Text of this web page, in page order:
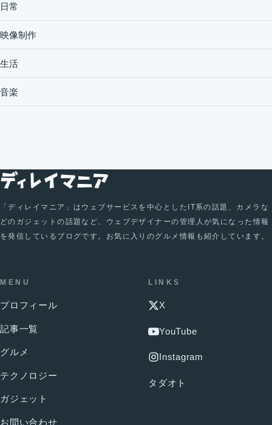
日常
映像制作
生活
音楽
「ディレイマニア」はウェブサービスを中心としたIT系の話題、カメラな
どのガジェットの話題など、ウェブデザイナーの管理人が気になった情報
を発信しているブログです。お気に入りのグルメ情報も紹介しています。
MENU
プロフィール
記事一覧
グルメ
テクノロジー
ガジェット
お問い合わせ
LINKS
X
YouTube
Instagram
タダオト